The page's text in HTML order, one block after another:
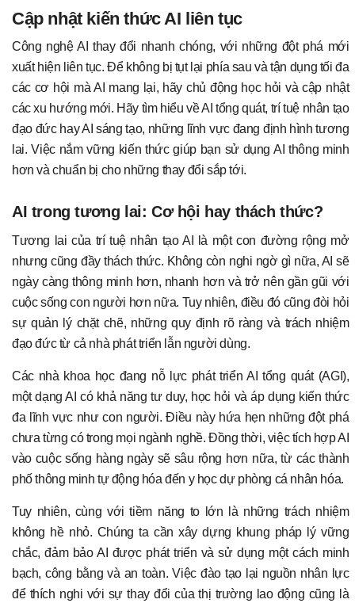
Cập nhật kiến thức AI liên tục
Công nghệ AI thay đổi nhanh chóng, với những đột phá mới
xuất hiện liên tục. Để không bị tụt lại phía sau và tận dụng tối đa
các cơ hội mà AI mang lại, hãy chủ động học hỏi và cập nhật
các xu hướng mới. Hãy tìm hiểu về AI tổng quát, trí tuệ nhân tạo
đạo đức hay AI sáng tạo, những lĩnh vực đang định hình tương
lai. Việc nắm vững kiến thức giúp bạn sử dụng AI thông minh
hơn và chuẩn bị cho những thay đổi sắp tới.
AI trong tương lai: Cơ hội hay thách thức?
Tương lai của trí tuệ nhân tạo AI là một con đường rộng mở
nhưng cũng đầy thách thức. Không còn nghi ngờ gì nữa, AI sẽ
ngày càng thông minh hơn, nhanh hơn và trở nên gần gũi với
cuộc sống con người hơn nữa. Tuy nhiên, điều đó cũng đòi hỏi
sự quản lý chặt chẽ, những quy định rõ ràng và trách nhiệm
đạo đức từ cả nhà phát triển lẫn người dùng.
Các nhà khoa học đang nỗ lực phát triển AI tổng quát (AGI),
một dạng AI có khả năng tư duy, học hỏi và áp dụng kiến thức
đa lĩnh vực như con người. Điều này hứa hẹn những đột phá
chưa từng có trong mọi ngành nghề. Đồng thời, việc tích hợp AI
vào cuộc sống hàng ngày sẽ sâu rộng hơn nữa, từ các thành
phố thông minh tự động hóa đến y học dự phòng cá nhân hóa.
Tuy nhiên, cùng với tiềm năng to lớn là những trách nhiệm
không hề nhỏ. Chúng ta cần xây dựng khung pháp lý vững
chắc, đảm bảo AI được phát triển và sử dụng một cách minh
bạch, công bằng và an toàn. Việc đào tạo lại nguồn nhân lực
để thích nghi với sự thay đổi của thị trường lao động cũng là